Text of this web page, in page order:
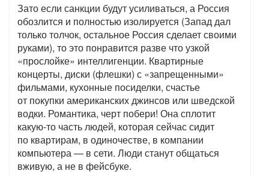
Зато если санкции будут усиливаться, а Россия
обозлится и полностью изолируется (Запад дал
только толчок, остальное Россия сделает своими
руками), то это понравится разве что узкой
«прослойке» интеллигенции. Квартирные
концерты, диски (флешки) с «запрещенными»
фильмами, кухонные посиделки, счастье
от покупки американских джинсов или шведской
водки. Романтика, черт побери! Она сплотит
какую-то часть людей, которая сейчас сидит
по квартирам, в одиночестве, в компании
компьютера — в сети. Люди станут общаться
вживую, а не в фейсбуке.